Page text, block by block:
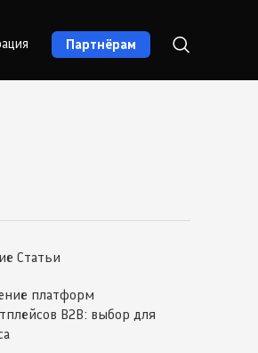
Партнёрам
Статьи
платформ
B2B: выбор для